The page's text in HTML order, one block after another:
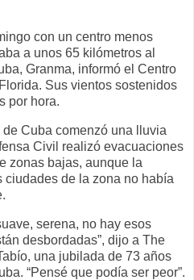
con un centro menos
a unos 65 kilómetros al
Granma, informó el Centro
Sus vientos sostenidos
por hora.
Cuba comenzó una lluvia
Civil realizó evacuaciones
zonas bajas, aunque la
de la zona no había
serena, no hay esos
desbordadas”, dijo a The
una jubilada de 73 años
“Pensé que podía ser peor”.